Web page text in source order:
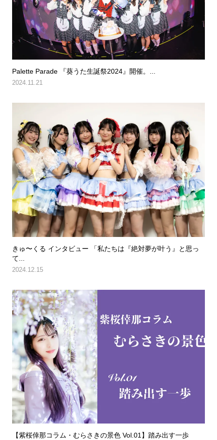
Palette Parade 『葵うた生誕祭2024』開催。...
2024.11.21
きゅ〜くる インタビュー 「私たちは『絶対夢が叶う』と思っ
て...
2024.12.15
【紫桜倖那コラム・むらさきの景色 Vol.01】踏み出す一歩